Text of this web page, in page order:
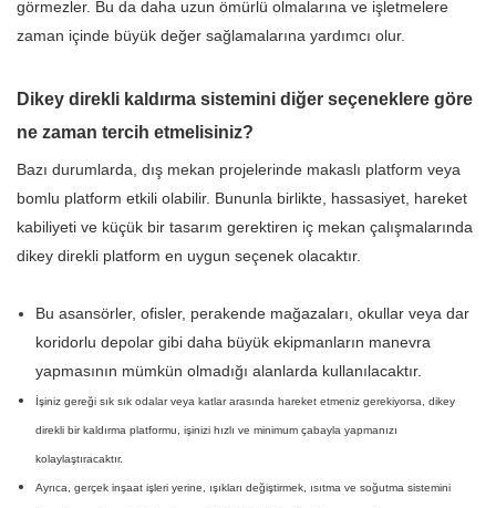
görmezler. Bu da daha uzun ömürlü olmalarına ve işletmelere
zaman içinde büyük değer sağlamalarına yardımcı olur.
Dikey direkli kaldırma sistemini diğer seçeneklere göre
ne zaman tercih etmelisiniz?
Bazı durumlarda, dış mekan projelerinde makaslı platform veya
bomlu platform etkili olabilir. Bununla birlikte, hassasiyet, hareket
kabiliyeti ve küçük bir tasarım gerektiren iç mekan çalışmalarında
dikey direkli platform en uygun seçenek olacaktır.
Bu asansörler, ofisler, perakende mağazaları, okullar veya dar
koridorlu depolar gibi daha büyük ekipmanların manevra
yapmasının mümkün olmadığı alanlarda kullanılacaktır.
İşiniz gereği sık sık odalar veya katlar arasında hareket etmeniz gerekiyorsa, dikey
direkli bir kaldırma platformu, işinizi hızlı ve minimum çabayla yapmanızı
kolaylaştıracaktır.
Ayrıca, gerçek inşaat işleri yerine, ışıkları değiştirmek, ısıtma ve soğutma sistemini